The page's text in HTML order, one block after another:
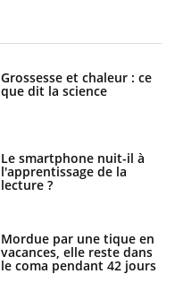
Mordue par un
barracuda, une petite fille
secourue grâce à un
Légionellose en Suisse :
quelle est l’origine de la
contamination ?
Allergies alimentaires :
une nouvelle arme contre
les réactions sévères